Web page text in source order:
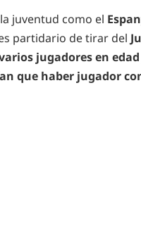
juventud como el
partidario de tirar del
jugadores en
que haber jugador